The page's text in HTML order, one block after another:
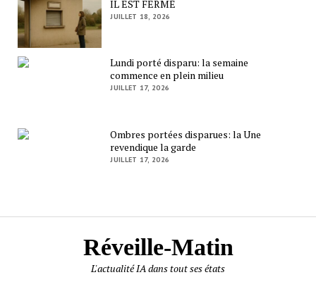
IL EST FERMÉ
JUILLET 18, 2026
Lundi porté disparu: la semaine
commence en plein milieu
JUILLET 17, 2026
Ombres portées disparues: la Une
revendique la garde
JUILLET 17, 2026
Réveille-Matin
L'actualité IA dans tout ses états